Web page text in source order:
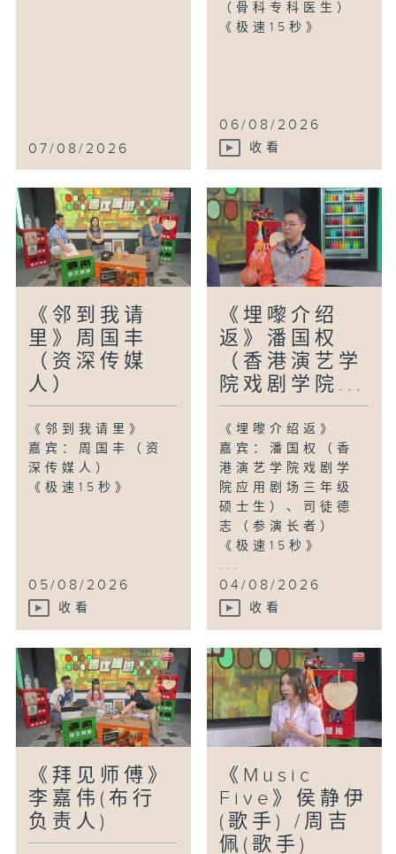
07/08/2026
（骨科专科医生）
《极速15秒》
06/08/2026
收看
《邻到我请
里》周国丰
（资深传媒
人）
《邻到我请里》
嘉宾：周国丰（资
深传媒人）
《极速15秒》
05/08/2026
收看
《埋嚟介绍
返》潘国权
（香港演艺学
院戏剧学院...
《埋嚟介绍返》
嘉宾：潘国权（香
港演艺学院戏剧学
院应用剧场三年级
硕士生）、司徒德
志（参演长者）
《极速15秒》
...
04/08/2026
收看
《拜见师傅》
李嘉伟(布行
负责人)
《Music
Five》侯静伊
(歌手) /周吉
佩(歌手)